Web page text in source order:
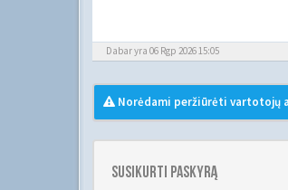
Dabar yra 06 Rgp 2026 15:05
Norėdami peržiūrėti vartotojų
Susikurti paskyrą